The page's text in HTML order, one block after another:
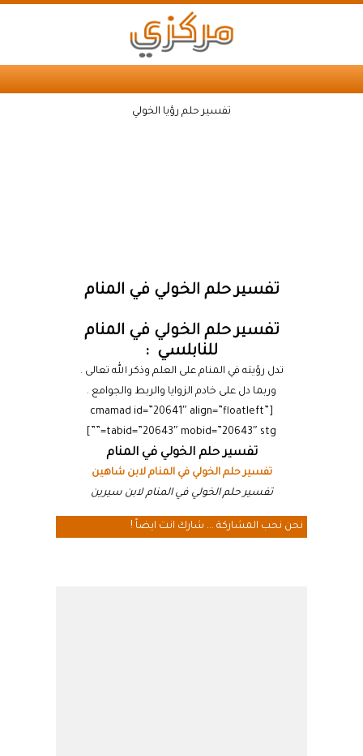
تفسير حلم رؤيا الخولي
تفسير حلم الخولي في المنام
تفسير حلم الخولي في المنام
للنابلسي :
تدل رؤيته في المنام على العلم وذكر الله تعالى .
وربما دل على خادم الزوايا والربط والجوامع .
[cmamad id=”20641″ align=”floatleft”
tabid=”20643″ mobid=”20643″ stg=””]
تفسير حلم الخولي في المنام
تفسير حلم الخولي في المنام لابن شاهين
تفسير حلم الخولي في المنام لابن سيرين
نحن نحب المشاركة ... شارك انت ايضاً !